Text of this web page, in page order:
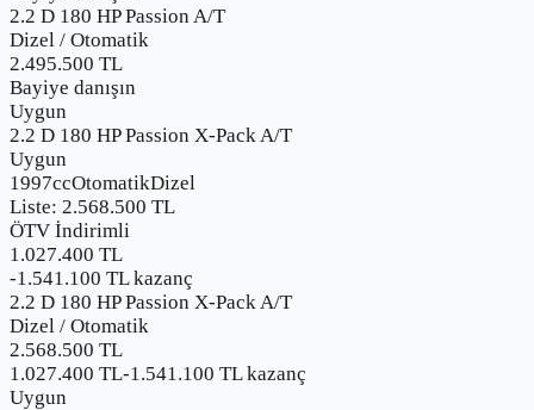
2.2 D 180 HP Passion A/T
Dizel / Otomatik
2.495.500 TL
Bayiye danışın
Uygun
2.2 D 180 HP Passion X-Pack A/T
Uygun
1997ccOtomatikDizel
Liste: 2.568.500 TL
ÖTV İndirimli
1.027.400 TL
-1.541.100 TL kazanç
2.2 D 180 HP Passion X-Pack A/T
Dizel / Otomatik
2.568.500 TL
1.027.400 TL-1.541.100 TL kazanç
Uygun